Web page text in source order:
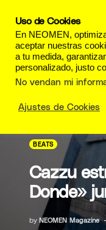
BEATS
Cazzu
Donde»
by NEOMEN Magazine
Uso de Cookies
En NEOMEN,
aceptar nuestras
a tu medida,
personalizado, justo
No vendan mi
Ajustes de Cookies